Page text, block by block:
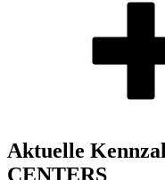
Aktuelle
CENTERS